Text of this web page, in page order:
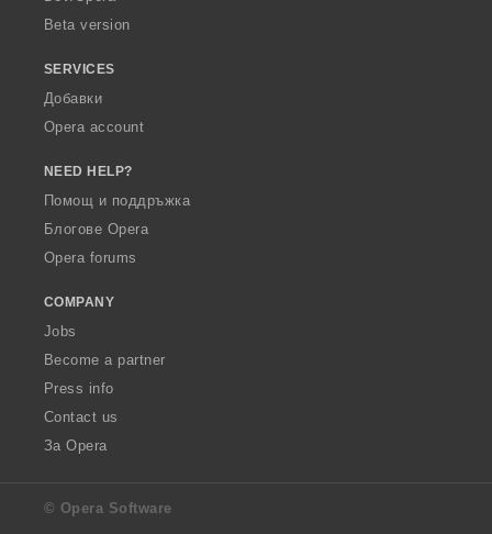
Beta version
SERVICES
Добавки
Opera account
NEED HELP?
Помощ и поддръжка
Блогове Opera
Opera forums
COMPANY
Jobs
Become a partner
Press info
Contact us
За Opera
© Opera Software